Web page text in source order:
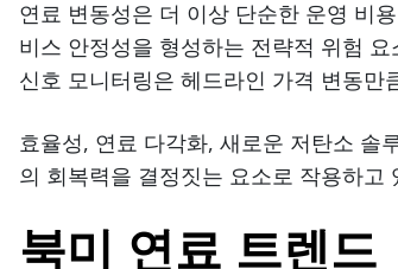
연료 변동성은 더 이상 단순한 운영 비
비스 안정성을 형성하는 전략적 위험
신호 모니터링은 헤드라인 가격 변동만
효율성, 연료 다각화, 새로운 저탄소 솔
의 회복력을 결정짓는 요소로 작용하고
북미 연료 트렌드